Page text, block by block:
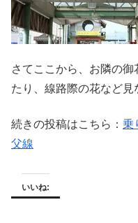
さてここから、お隣の
たり、線路際の花など見
続きの投稿はこちら： 乗
父線
いいね: